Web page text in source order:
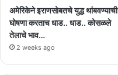
अमेरिकेने इराणसोबतचे युद्ध थांबवण्याची
घोषणा करताच धाड.. धाड.. कोसळले
तेलाचे भाव…
2 weeks ago